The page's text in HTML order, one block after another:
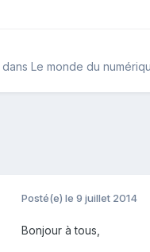
dans Le monde du
Posté(e) le 9 juillet 2014
Bonjour à tous,